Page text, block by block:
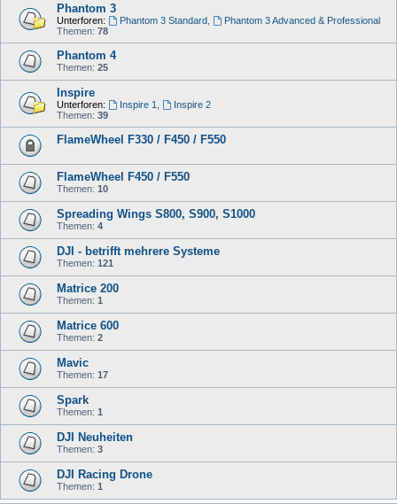
Phantom 3
Unterforen: Phantom 3 Standard,
Phantom 3 Advanced & Professional
Themen: 78
Phantom 4
Themen: 25
Inspire
Unterforen: Inspire 1
Inspire 2
Themen: 39
FlameWheel F330 / F450 / F550
FlameWheel F450 / F550
Themen: 10
Spreading Wings S800, S900, S1000
Themen: 4
DJI - betrifft mehrere Systeme
Themen: 121
Matrice 200
Themen: 1
Matrice 600
Themen: 2
Mavic
Themen: 17
Spark
Themen: 1
DJI Neuheiten
Themen: 3
DJI Racing Drone
Themen: 1